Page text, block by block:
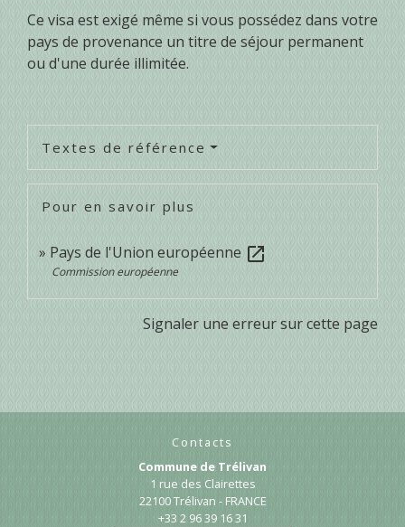
Ce visa est exigé même si vous possédez dans votre
pays de provenance un titre de séjour permanent
ou d'une durée illimitée.
Textes de référence
Pour en savoir plus
Pays de l'Union européenne open_in_new
Commission européenne
Signaler une erreur sur cette page
Contacts
Commune de Trélivan
1 rue des Clairettes
22100 Trélivan - FRANCE
+33 2 96 39 16 31